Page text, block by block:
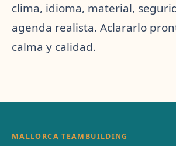
clima, idioma, material,
agenda realista. Aclararlo
calma y calidad.
MALLORCA TEAMBUILDING